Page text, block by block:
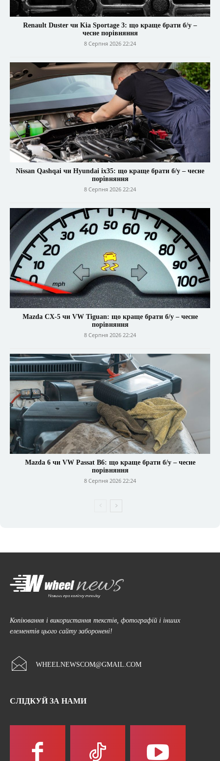
Renault Duster чи Kia Sportage 3: що краще брати б/у –
чесне порівняння
8 Серпня 2026 22:24
Nissan Qashqai чи Hyundai ix35: що краще брати б/у – чесне
порівняння
8 Серпня 2026 22:24
Mazda CX-5 чи VW Tiguan: що краще брати б/у – чесне
порівняння
8 Серпня 2026 22:24
Mazda 6 чи VW Passat B6: що краще брати б/у – чесне
порівняння
8 Серпня 2026 22:24
Копіювання і використання текстів, фотографій і інших
елементів цього сайту заборонені!
WHEELNEWSCOM@GMAIL.COM
СЛІДКУЙ ЗА НАМИ